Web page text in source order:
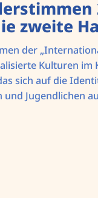
zweite
der
Kulturen im
sich auf die
und Jugendlichen